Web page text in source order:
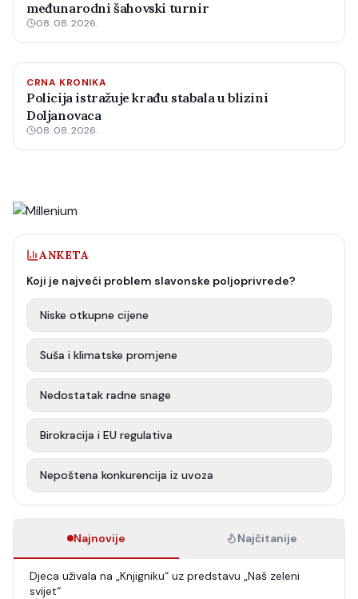
međunarodni šahovski turnir
08. 08. 2026.
CRNA KRONIKA
Policija istražuje krađu stabala u blizini
Doljanovaca
08. 08. 2026.
ANKETA
Koji je najveći problem slavonske poljoprivrede?
Niske otkupne cijene
Suša i klimatske promjene
Nedostatak radne snage
Birokracija i EU regulativa
Nepoštena konkurencija iz uvoza
Najnovije Najčitanije
Djeca uživala na „Knjigniku“ uz predstavu „Naš zeleni
svijet“